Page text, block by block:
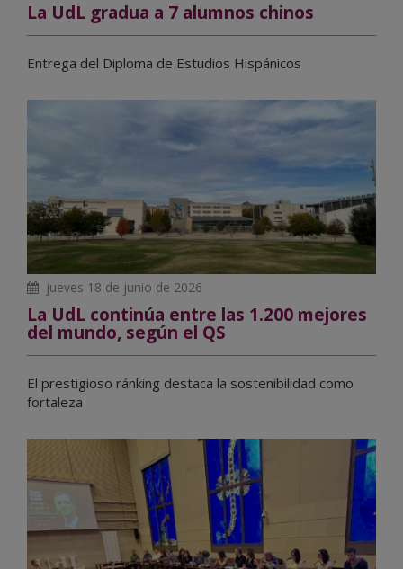
La UdL gradua a 7 alumnos chinos
Entrega del Diploma de Estudios Hispánicos
jueves 18 de junio de 2026
La UdL continúa entre las 1.200 mejores
del mundo, según el QS
El prestigioso ránking destaca la sostenibilidad como
fortaleza